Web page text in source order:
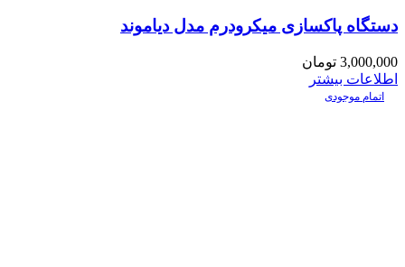
دستگاه پاکسازی میکرودرم مدل دیاموند
3,000,000 تومان
اطلاعات بیشتر
اتمام موجودی